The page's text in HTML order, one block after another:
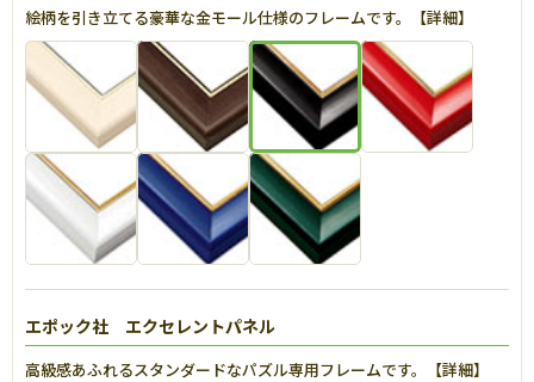
絵柄を引き立てる豪華な金モール仕様のフレームです。【詳細】
エポック社 エクセレントパネル
高級感あふれるスタンダードなパズル専用フレームです。【詳細】